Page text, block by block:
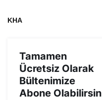
KHA
Tamamen
Ücretsiz Olarak
Bültenimize
Abone Olabilirsin